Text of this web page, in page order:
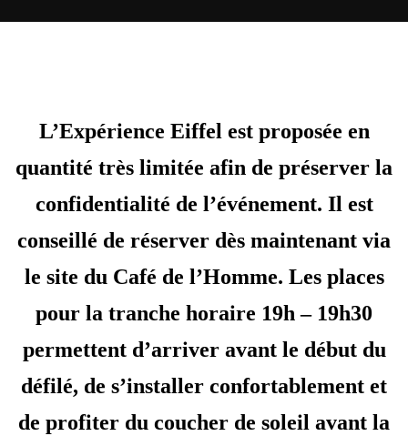
L’Expérience Eiffel est proposée en
quantité très limitée afin de préserver la
confidentialité de l’événement. Il est
conseillé de réserver dès maintenant via
le site du Café de l’Homme. Les places
pour la tranche horaire 19h – 19h30
permettent d’arriver avant le début du
défilé, de s’installer confortablement et
de profiter du coucher de soleil avant la